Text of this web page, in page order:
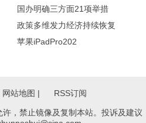
国办明确三方面21项举措
政策多维发力经济持续恢复
苹果iPadPro202
网站地图 | RSS订阅
，禁止镜像及复制本站。投诉及建议